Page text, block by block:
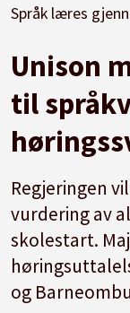
Språk læres gjennom interaksjon og
Unison
til
Regjeringen
vurdering av
skolestart.
og